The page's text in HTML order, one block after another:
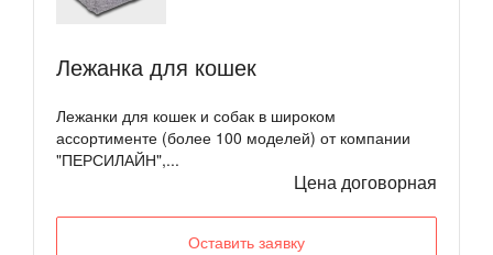
Лежанка для кошек
Лежанки для кошек и собак в широком
ассортименте (более 100 моделей) от компании
"ПЕРСИЛАЙН",...
Цена договорная
Оставить заявку